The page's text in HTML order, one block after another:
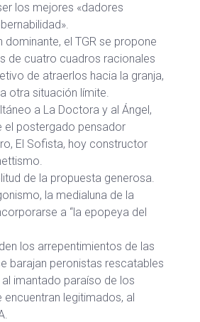
los mejores «dadores
dominante, el TGR se propone
de cuatro cuadros racionales
de atraerlos hacia la granja,
otra situación límite.
a La Doctora y al Ángel,
postergado pensador
El Sofista, hoy constructor
de la propuesta generosa.
la medialuna de la
a “la epopeya del
los arrepentimientos de las
barajan peronistas rescatables
imantado paraíso de los
encuentran legitimados, al